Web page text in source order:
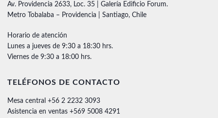
Av. Providencia 2633, Loc. 35 | Galería Edificio Forum.
Metro Tobalaba – Providencia | Santiago, Chile
Horario de atención
Lunes a jueves de 9:30 a 18:30 hrs.
Viernes de 9:30 a 18:00 hrs.
TELÉFONOS DE CONTACTO
Mesa central +56 2 2232 3093
Asistencia en ventas +569 5008 4291